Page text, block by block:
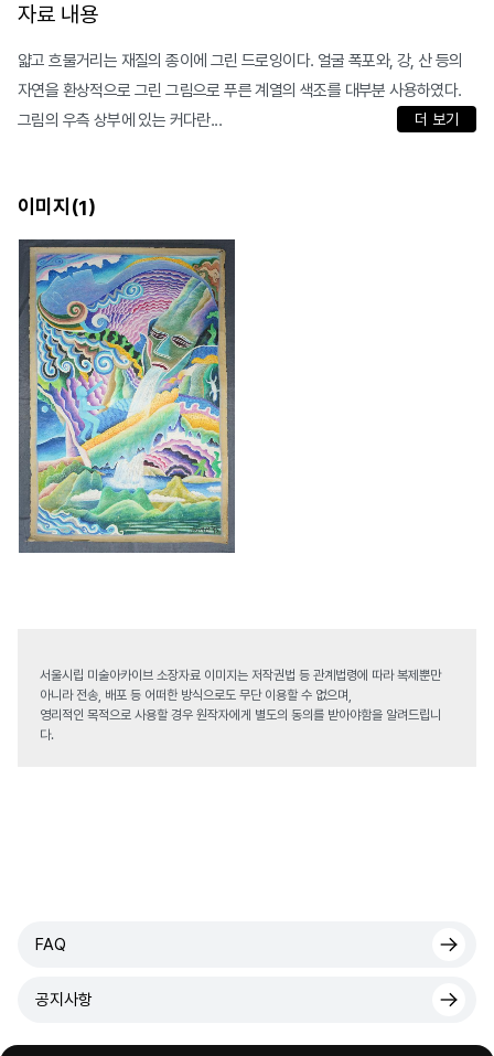
자료 내용
얇고 흐물거리는 재질의 종이에 그린 드로잉이다. 얼굴 폭포와, 강, 산 등의
자연을 환상적으로 그린 그림으로 푸른 계열의 색조를 대부분 사용하였다.
그림의 우측 상부에 있는 커다란...
더 보기
이미지(1)
서울시립 미술아카이브 소장자료 이미지는 저작권법 등 관계법령에 따라 복제뿐만
아니라 전송, 배포 등 어떠한 방식으로도 무단 이용할 수 없으며,
영리적인 목적으로 사용할 경우 원작자에게 별도의 동의를 받아야함을 알려드립니
다.
FAQ
공지사항